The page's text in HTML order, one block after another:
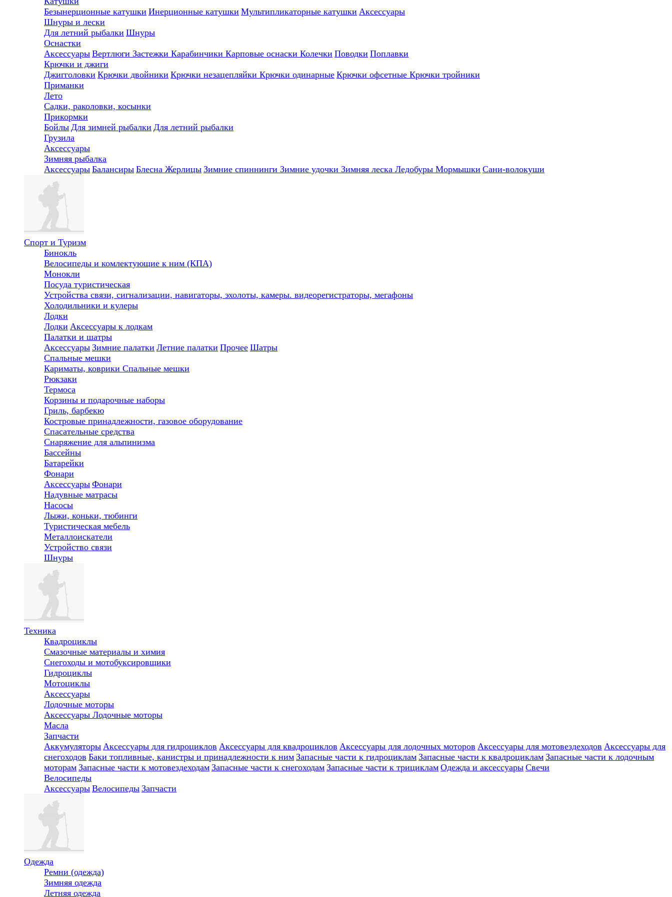
Безынерционные катушки Инерционные катушки Мультипликаторные катушки Аксессуары
Шнуры и лески
Для летний рыбалки Шнуры
Оснастки
Аксессуары Вертлюги Застежки Карабинчики Карповые оснаски Колечки Поводки Поплавки
Крючки и джиги
Джигголовки Крючки двойники Крючки незацепляйки Крючки одинарные Крючки офсетные Крючки тройники
Приманки
Лето
Садки, раколовки, косынки
Прикормки
Бойлы Для зимней рыбалки Для летний рыбалки
Грузила
Аксессуары
Зимняя рыбалка
Аксессуары Балансиры Блесна Жерлицы Зимние спиннинги Зимние удочки Зимняя леска Ледобуры Мормышки Сани-волокуши
Спорт и Туризм
Бинокль
Велосипеды и комлектующие к ним (КПА)
Монокли
Посуда туристическая
Устройства связи, сигнализации, навигаторы, эхолоты, камеры. видеорегистраторы, мегафоны
Холодильники и кулеры
Лодки
Лодки Аксессуары к лодкам
Палатки и шатры
Аксессуары Зимние палатки Летние палатки Прочее Шатры
Спальные мешки
Кариматы, коврики Спальные мешки
Рюкзаки
Термоса
Корзины и подарочные наборы
Гриль, барбекю
Костровые принадлежности, газовое оборудование
Спасательные средства
Снаряжение для альпинизма
Бассейны
Батарейки
Фонари
Аксессуары Фонари
Надувные матрасы
Насосы
Лыжи, коньки, тюбинги
Туристическая мебель
Металлоискатели
Устройство связи
Шнуры
Техника
Квадроциклы
Смазочные материалы и химия
Снегоходы и мотобуксировщики
Гидроциклы
Мотоциклы
Аксессуары
Лодочные моторы
Аксессуары Лодочные моторы
Масла
Запчасти
Аккумуляторы Аксессуары для гидроциклов Аксессуары для квадроциклов Аксессуары для лодочных моторов Аксессуары для мотовездеходов Аксессуары для
снегоходов Баки топливные, канистры и принадлежности к ним Запасные части к гидроциклам Запасные части к квадроциклам Запасные части к лодочным
моторам Запасные части к мотовездеходам Запасные части к снегоходам Запасные части к трициклам Одежда и аксессуары Свечи
Велосипеды
Аксессуары Велосипеды Запчасти
Одежда
Ремни (одежда)
Зимняя одежда
Летняя одежда